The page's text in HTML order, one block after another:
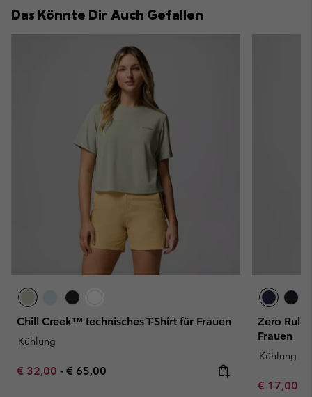
Das Könnte Dir Auch Gefallen
Chill Creek™ technisches T-Shirt für Frauen
Kühlung
Minimum sale price:
€ 32,00 - Maximum price:
€ 65,00
Zero
Frauen
Kühlung
Minimum
€ 17,00